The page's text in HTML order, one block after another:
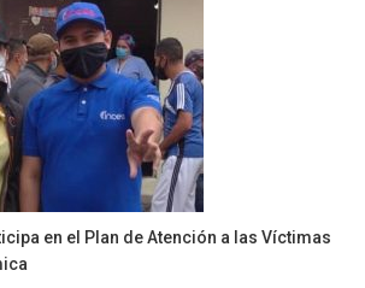
en el Plan de Atención a las Víctimas